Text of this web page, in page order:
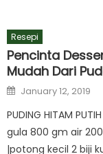
Resepi
Pencinta
Mudah Dari
Posted
on
January 12, 2019
PUDING HITAM
gula 800 gm air
|potong kecil 2 biji